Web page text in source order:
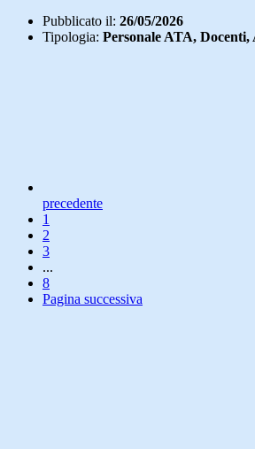
Pubblicato il: 26/05/2026
Tipologia: Personale ATA, Docenti,
precedente
1
2
3
...
8
Pagina successiva